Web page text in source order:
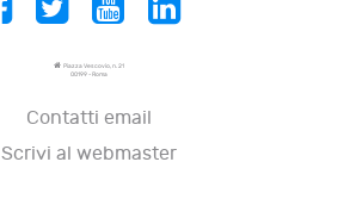
Piazza Vescovio, n. 21
00199 - Roma
Contatti email
Scrivi al webmaster